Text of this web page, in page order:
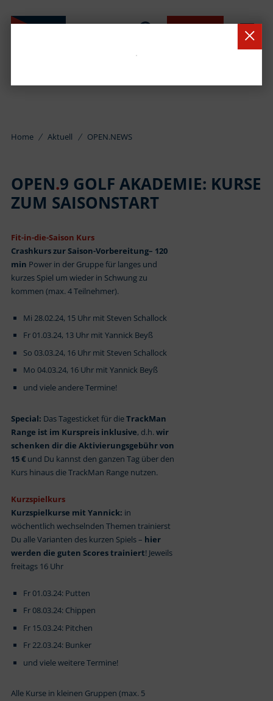
Home Aktuell OPEN.NEWS
OPEN.9 GOLF AKADEMIE: KURSE
ZUM SAISONSTART
Fit-in-die-Saison Kurs
Crashkurs zur Saison-Vorbereitung– 120
min Power in der Gruppe für langes und
kurzes Spiel um wieder in Schwung zu
kommen (max. 4 Teilnehmer).
Mi 28.02.24, 15 Uhr mit Steven Schallock
Fr 01.03.24, 13 Uhr mit Yannick Beyß
So 03.03.24, 16 Uhr mit Steven Schallock
Mo 04.03.24, 16 Uhr mit Yannick Beyß
und viele andere Termine!
Special: Das Tagesticket für dieTrackMan
Range ist im Kurspreis inklusive, d.h. wir
schenken dir die Aktivierungsgebühr von
15 €und Du kannst den ganzen Tag über den
Kurs hinaus die TrackMan Range nutzen.
Kurzspielkurs
Kurzspielkurse mit Yannick: in
wöchentlich wechselnden Themen trainierst
Du alle Varianten des kurzen Spiels – hier
werden die guten Scores trainiert! Jeweils
freitags 16 Uhr
Fr 01.03.24: Putten
Fr 08.03.24: Chippen
Fr 15.03.24: Pitchen
Fr 22.03.24: Bunker
und viele weitere Termine!
Alle Kurse in kleinen Gruppen (max. 5